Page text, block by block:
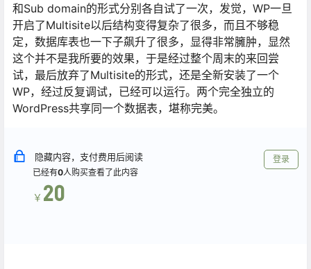
和Sub domain的形式分别各自试了一次，发觉，WP一旦
开启了Multisite以后结构变得复杂了很多，而且不够稳
定，数据库表也一下子飙升了很多，显得非常臃肿，显然
这个并不是我所要的效果，于是经过整个周末的来回尝
试，最后放弃了Multisite的形式，还是全新安装了一个
WP，经过反复调试，已经可以运行。两个完全独立的
WordPress共享同一个数据表，堪称完美。
隐藏内容，支付费用后阅读
已经有0人购买查看了此内容
￥ 20
登录